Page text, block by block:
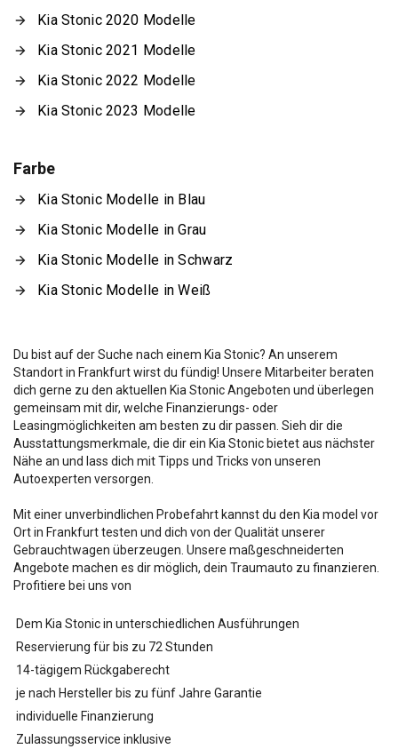
Kia Stonic 2020 Modelle
Kia Stonic 2021 Modelle
Kia Stonic 2022 Modelle
Kia Stonic 2023 Modelle
Farbe
Kia Stonic Modelle in Blau
Kia Stonic Modelle in Grau
Kia Stonic Modelle in Schwarz
Kia Stonic Modelle in Weiß
Du bist auf der Suche nach einem Kia Stonic? An unserem
Standort in Frankfurt wirst du fündig! Unsere Mitarbeiter beraten
dich gerne zu den aktuellen Kia Stonic Angeboten und überlegen
gemeinsam mit dir, welche Finanzierungs- oder
Leasingmöglichkeiten am besten zu dir passen. Sieh dir die
Ausstattungsmerkmale, die dir ein Kia Stonic bietet aus nächster
Nähe an und lass dich mit Tipps und Tricks von unseren
Autoexperten versorgen.
Mit einer unverbindlichen Probefahrt kannst du den Kiamodel vor
Ort in Frankfurt testen und dich von der Qualität unserer
Gebrauchtwagen überzeugen. Unsere maßgeschneiderten
Angebote machen es dir möglich, dein Traumauto zu finanzieren.
Profitiere bei uns von
Dem Kia Stonic in unterschiedlichen Ausführungen
Reservierung für bis zu 72 Stunden
14-tägigem Rückgaberecht
je nach Hersteller bis zu fünf Jahre Garantie
individuelle Finanzierung
Zulassungsservice inklusive